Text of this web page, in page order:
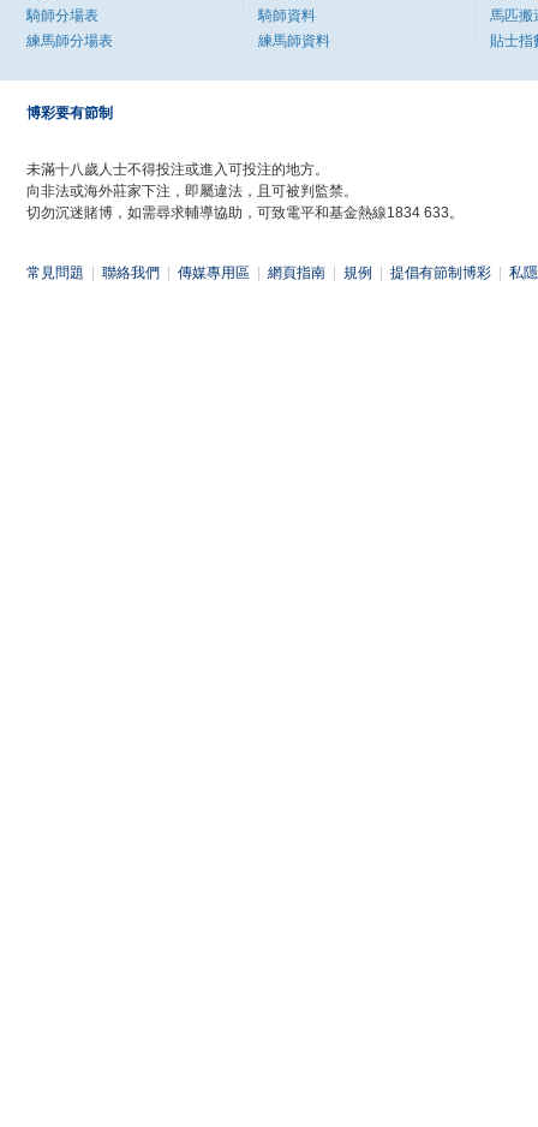
騎師分場表
練馬師分場表
騎師資料
練馬師資料
馬匹搬
貼士指
博彩要有節制
未滿十八歲人士不得投注或進入可投注的地方。
向非法或海外莊家下注，即屬違法，且可被判監禁。
切勿沉迷賭博，如需尋求輔導協助，可致電平和基金熱線1834 633。
常見問題 聯絡我們 傳媒專用區 網頁指南 規例 提倡有節制博彩 私